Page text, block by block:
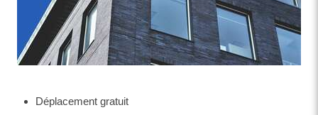
Déplacement gratuit